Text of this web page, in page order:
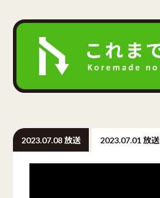
2023.07.08 放送 2023.07.01 放送